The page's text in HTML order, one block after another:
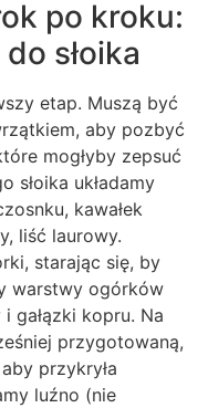
po kroku:
słoika
etap. Muszą być
aby pozbyć
mogłyby zepsuć
słoika układamy
kawałek
liść laurowy.
starając się, by
warstwy ogórków
gałązki kopru. Na
przygotowaną,
przykryła
luźno (nie